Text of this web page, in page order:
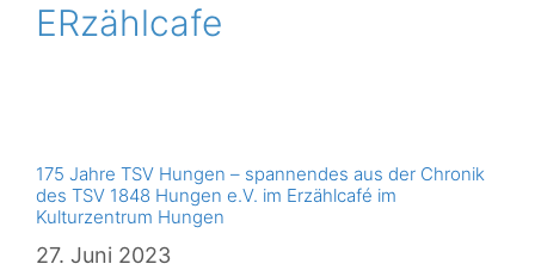
ERzählcafe
175 Jahre TSV Hungen – spannendes aus der Chronik
des TSV 1848 Hungen e.V. im Erzählcafé im
Kulturzentrum Hungen
27. Juni 2023